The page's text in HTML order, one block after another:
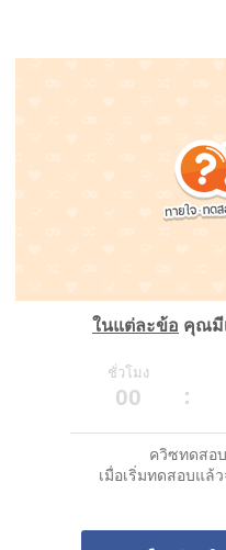
ในแต่ละข้อ คุณมี
ชั่วโมง
00
ควิซทดสอ
เมื่อเริ่มทดสอบแล้